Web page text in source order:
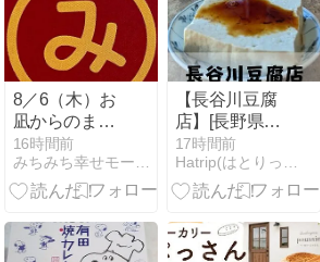
8／6（木）お
凪からのまさ
かの起死回
生！フリーレ
ンたまおさま
´ ▽ ` )
16時間前
みちみち幸せモーニング
【長谷川豆腐
店】[長野県上
田市] 別所温泉
駅から徒歩5
分！昔ながら
腐と青豆豆腐
の老舗！営業
17時間前
Hatrip(はとりっぷ) 格安国内グルメ&観光スポット紹介